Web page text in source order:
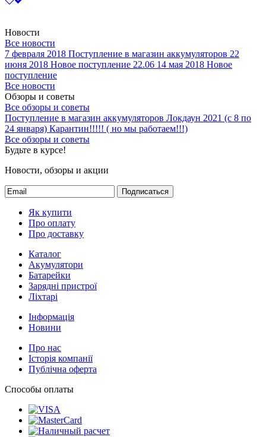
Новости
Все новости
7 февраля 2018 Поступление в магазин аккумуляторов 22
июня 2018 Новое поступление 22.06 14 мая 2018 Новое
поступление
Все новости
Обзоры и советы
Все обзоры и советы
Поступление в магазин аккумуляторов Локдаун 2021 (с 8 по
24 января) Карантин!!!!! ( но мы работаем!!!)
Все обзоры и советы
Будьте в курсе!
Новости, обзоры и акции
Подписаться
Як купити
Про оплату
Про доставку
Каталог
Акумулятори
Батарейки
Зарядні пристрої
Ліхтарі
Інформація
Новини
Про нас
Історія компанії
Публічна оферта
Способы оплаты